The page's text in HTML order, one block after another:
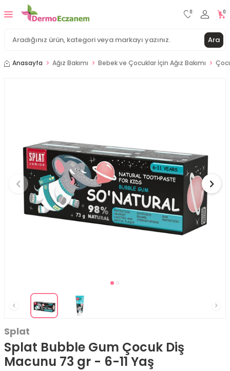
Ara
0 0
Anasayfa Ağız Bakımı Bebek ve Çocuklar İçin Ağız Bakımı
Splat
Splat Bubble Gum Çocuk Diş
Macunu 73 gr - 6-11 Yaş